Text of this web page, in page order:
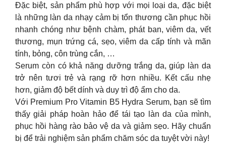
Đặc biệt, sản phẩm phù hợp với mọi loại da, đặc biệt
là những làn da nhạy cảm bị tổn thương cần phục hồi
nhanh chóng như bệnh chàm, phát ban, viêm da, vết
thương, mụn trứng cá, sẹo, viêm da cấp tính và mãn
tính, bỏng, côn trùng cắn, …
Serum còn có khả năng dưỡng trắng da, giúp làn da
trở nên tươi trẻ và rạng rỡ hơn nhiều. Kết cấu nhẹ
hơn, giảm độ bết dính và duy trì độ ẩm cho da.
Với Premium Pro Vitamin B5 Hydra Serum, bạn sẽ tìm
thấy giải pháp hoàn hảo để tái tạo làn da của mình,
phục hồi hàng rào bảo vệ da và giảm sẹo. Hãy chuẩn
bị để trải nghiệm sản phẩm chăm sóc da tuyệt vời này!